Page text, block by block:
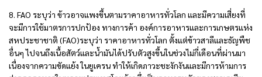
8. FAO ระบุว่า ข้าวอาจแพงขึ้นตามราคาอาหารทั่วโลก และมีความเสี่ยงที่
จะมีการใช้มาตรการปกป้อง ทางการค้า องค์การอาหารและการเกษตรแห่ง
สหประชาชาติ (FAO)ระบุว่า ราคาอาหารทั่วโลก ตั้งแต่ข้าวสาลีและธัญพืช
อื่นๆ ไปจนถึงเนื้อสัตว์และน้ำมันได้ปรับตัวสูงขึ้นในช่วงไม่กี่เดือนที่ผ่านมา
เนื่องจากความขัดแย้ง ในยูเครน ทำให้เกิดภาวะชะงักงันและมีการห้ามการ